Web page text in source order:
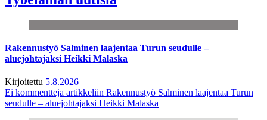
Rakennustyö Salminen laajentaa Turun seudulle –
aluejohtajaksi Heikki Malaska
Kirjoitettu 5.8.2026
Ei kommentteja artikkeliin Rakennustyö Salminen laajentaa Turun
seudulle – aluejohtajaksi Heikki Malaska